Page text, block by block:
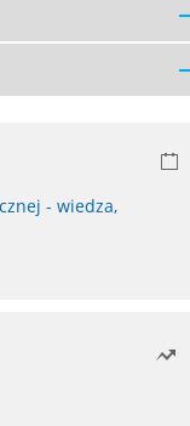
- wiedza,